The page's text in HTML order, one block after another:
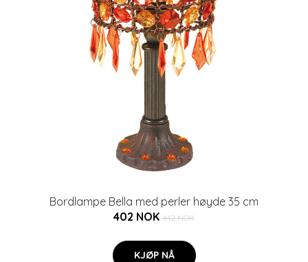
Bordlampe Bella med perler høyde 35 cm
402 NOK 442 NOK
KJØP NÅ